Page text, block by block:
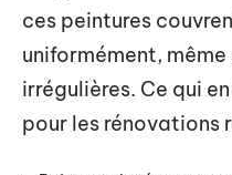
ces peintures
uniformément,
irrégulières. Ce qui
pour les rénovations